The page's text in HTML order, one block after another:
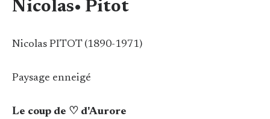
Nicolas• Pitot
Nicolas PITOT (1890-1971)
Paysage enneigé
Le coup de ♡ d'Aurore